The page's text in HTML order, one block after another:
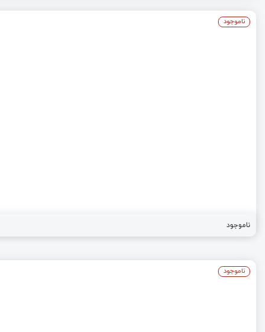
ناموجود
ناموجود
ناموجود